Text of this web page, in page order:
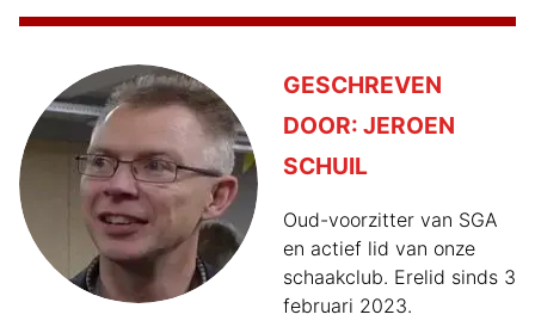
GESCHREVEN
DOOR: JEROEN
SCHUIL
Oud-voorzitter van SGA
en actief lid van onze
schaakclub. Erelid sinds 3
februari 2023.